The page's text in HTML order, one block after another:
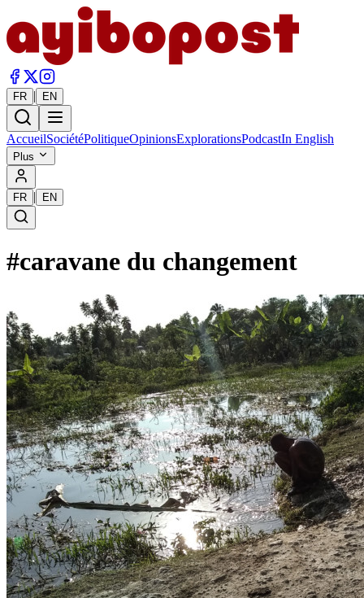
FR | EN
AccueilSociétéPolitiqueOpinionsExplorationsPodcastIn English
Plus
FR | EN
#caravane du changement